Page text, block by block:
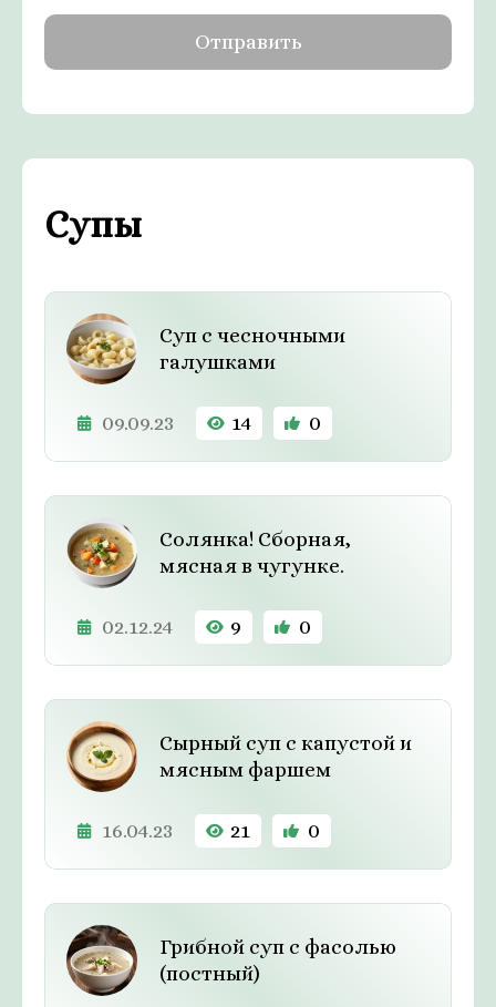
Супы
Суп с чесночными
галушками
09.09.23 14 0
Солянка! Сборная,
мясная в чугунке.
02.12.24 9 0
Сырный суп с капустой и
мясным фаршем
16.04.23 21 0
Грибной суп с фасолью
(постный)